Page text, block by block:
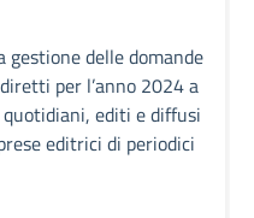
delle domande
per l’anno 2024 a
editi e diffusi
editrici di periodici